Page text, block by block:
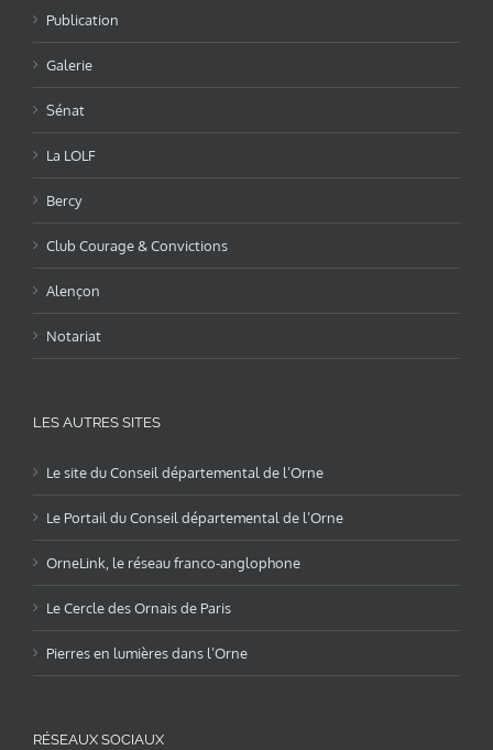
Publication
Galerie
Sénat
La LOLF
Bercy
Club Courage & Convictions
Alençon
Notariat
LES AUTRES SITES
Le site du Conseil départemental de l’Orne
Le Portail du Conseil départemental de l’Orne
OrneLink, le réseau franco-anglophone
Le Cercle des Ornais de Paris
Pierres en lumières dans l’Orne
RÉSEAUX SOCIAUX